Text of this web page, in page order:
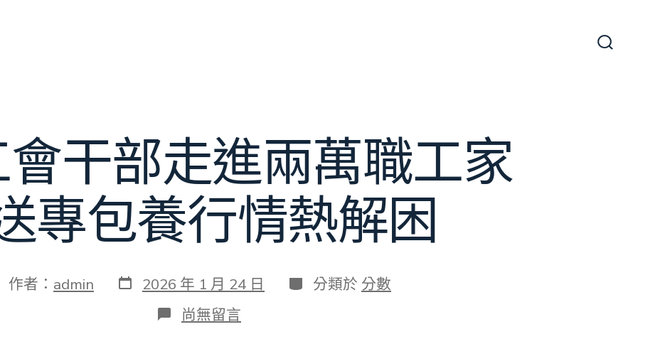
干部走進兩萬職工家
專包養行情熱解困
作者： admin 發
表
2026 年 1 月 24 日 分
類
分類於 分數
在
〈兩
尚無留言